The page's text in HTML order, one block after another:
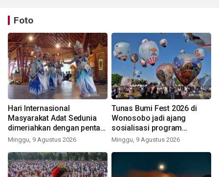
Foto
Hari Internasional
Masyarakat Adat Sedunia
dimeriahkan dengan pentas
seni budaya Bali
Minggu, 9 Agustus 2026
Tunas Bumi Fest 2026 di
Wonosobo jadi ajang
sosialisasi program
pemerintah lewat balon
Minggu, 9 Agustus 2026